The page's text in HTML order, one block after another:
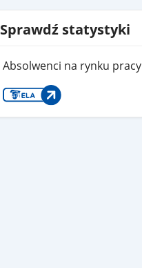
Sprawdź statystyki
Absolwenci na rynku pracy